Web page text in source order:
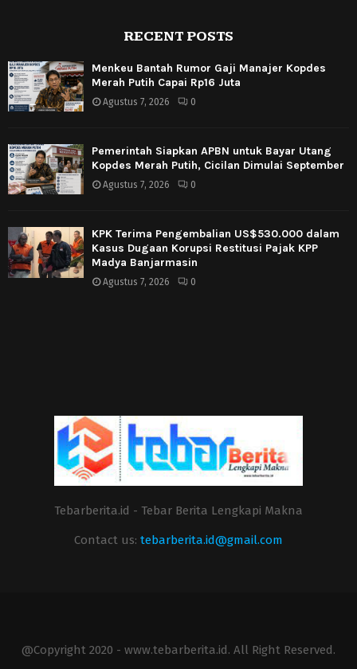
RECENT POSTS
Menkeu Bantah Rumor Gaji Manajer Kopdes
Merah Putih Capai Rp16 Juta
Agustus 7, 2026 0
Pemerintah Siapkan APBN untuk Bayar Utang
Kopdes Merah Putih, Cicilan Dimulai September
Agustus 7, 2026 0
KPK Terima Pengembalian US$530.000 dalam
Kasus Dugaan Korupsi Restitusi Pajak KPP
Madya Banjarmasin
Agustus 7, 2026 0
Tebarberita.id - Tebar Berita Lengkapi Makna
Contact us: tebarberita.id@gmail.com
@Copyright 2020 - www.tebarberita.id. All Right Reserved.